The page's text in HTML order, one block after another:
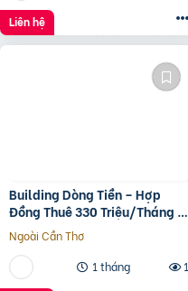
Liên hệ
Building Dòng Tiền – Hợp
Đồng Thuê 330 Triệu/Tháng –
Quận 5, Tp.hcm -139Ty
Ngoài Cần Thơ
1 tháng
1